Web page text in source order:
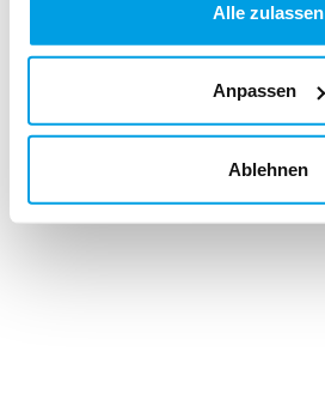
Alle zulassen
Anpassen
Ablehnen